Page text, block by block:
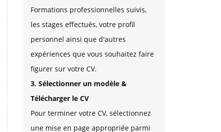
Formations professionnelles suivis,
les stages effectués, votre profil
personnel ainsi que d'autres
expériences que vous souhaitez faire
figurer sur votre CV.
3. Sélectionner un modèle &
Télécharger le CV
Pour terminer votre CV, sélectionnez
une mise en page appropriée parmi